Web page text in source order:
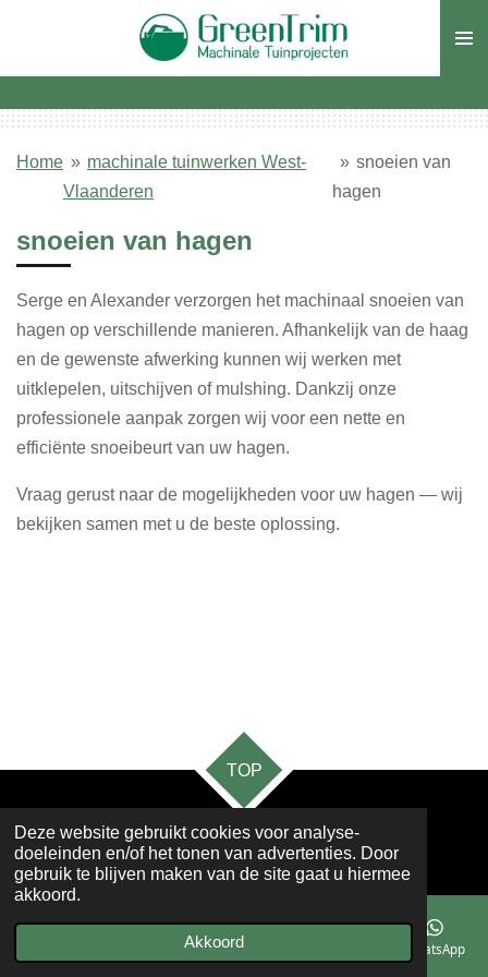
Deze website gebruikt cookies voor analyse-
doeleinden en/of het tonen van advertenties. Door
gebruik te blijven maken van de site gaat u hiermee
akkoord.
Akkoord
naar
de
Home » machinale tuinwerken West-
Vlaanderen
» snoeien van
hagen
snoeien van hagen
Serge en Alexander verzorgen het machinaal snoeien van
hagen op verschillende manieren. Afhankelijk van de haag
en de gewenste afwerking kunnen wij werken met
uitklepelen, uitschijven of mulshing. Dankzij onze
professionele aanpak zorgen wij voor een nette en
efficiënte snoeibeurt van uw hagen.
Vraag gerust naar de mogelijkheden voor uw hagen — wij
bekijken samen met u de beste oplossing.
TOP
©Greentrim - Serge Vanrenterghem
Telefoonnummer WhatsApp